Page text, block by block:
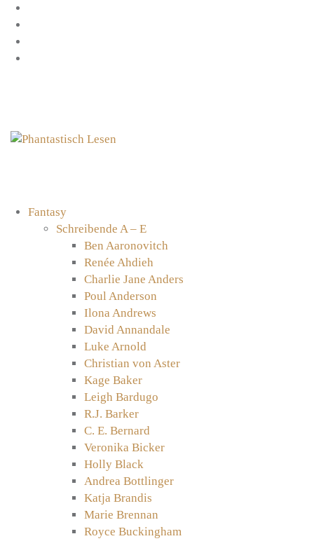
Zum
Inhalt
springen
Fantasy
Schreibende A – E
Ben Aaronovitch
Renée Ahdieh
Charlie Jane Anders
Poul Anderson
Ilona Andrews
David Annandale
Luke Arnold
Christian von Aster
Kage Baker
Leigh Bardugo
R.J. Barker
C. E. Bernard
Veronika Bicker
Holly Black
Andrea Bottlinger
Katja Brandis
Marie Brennan
Royce Buckingham